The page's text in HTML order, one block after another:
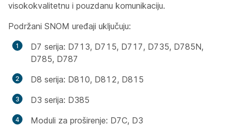
visokokvalitetnu i pouzdanu komunikaciju.
Podržani SNOM uređaji uključuju:
D7 serija: D713, D715, D717, D735, D785N,
D785, D787
D8 serija: D810, D812, D815
D3 serija: D385
Moduli za proširenje: D7C, D3